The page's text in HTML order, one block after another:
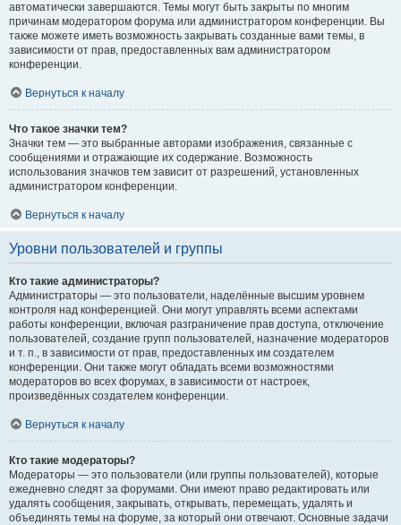
автоматически завершаются. Темы могут быть закрыты по многим
причинам модератором форума или администратором конференции. Вы
также можете иметь возможность закрывать созданные вами темы, в
зависимости от прав, предоставленных вам администратором
конференции.
Вернуться к началу
Что такое значки тем?
Значки тем — это выбранные авторами изображения, связанные с
сообщениями и отражающие их содержание. Возможность
использования значков тем зависит от разрешений, установленных
администратором конференции.
Вернуться к началу
Уровни пользователей и группы
Кто такие администраторы?
Администраторы — это пользователи, наделённые высшим уровнем
контроля над конференцией. Они могут управлять всеми аспектами
работы конференции, включая разграничение прав доступа, отключение
пользователей, создание групп пользователей, назначение модераторов
и т. п., в зависимости от прав, предоставленных им создателем
конференции. Они также могут обладать всеми возможностями
модераторов во всех форумах, в зависимости от настроек,
произведённых создателем конференции.
Вернуться к началу
Кто такие модераторы?
Модераторы — это пользователи (или группы пользователей), которые
ежедневно следят за форумами. Они имеют право редактировать или
удалять сообщения, закрывать, открывать, перемещать, удалять и
объединять темы на форуме, за который они отвечают. Основные задачи